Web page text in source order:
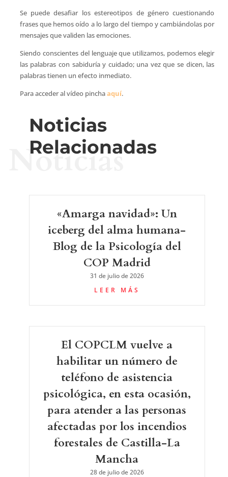
Se puede desafiar los estereotipos de género cuestionando
frases que hemos oído a lo largo del tiempo y cambiándolas por
mensajes que validen las emociones.
Siendo conscientes del lenguaje que utilizamos, podemos elegir
las palabras con sabiduría y cuidado; una vez que se dicen, las
palabras tienen un efecto inmediato.
Para acceder al vídeo pinchaaquí.
Noticias
Relacionadas
Noticias
«Amarga navidad»: Un
iceberg del alma humana-
Blog de la Psicología del
COP Madrid
31 de julio de 2026
LEER MÁS
El COPCLM vuelve a
habilitar un número de
teléfono de asistencia
psicológica, en esta ocasión,
para atender a las personas
afectadas por los incendios
forestales de Castilla-La
Mancha
28 de julio de 2026